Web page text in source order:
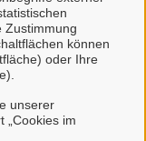
Zustimmung
können
oder Ihre
unserer
„Cookies im
oder
im